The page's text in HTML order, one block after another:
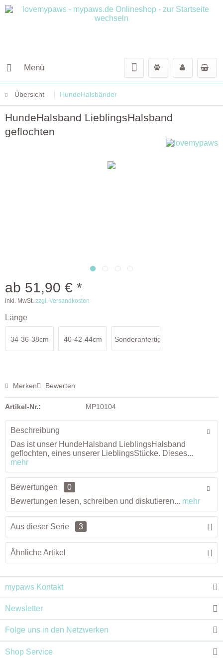
Menü
Übersicht HundeHalsbänder
HundeHalsband LieblingsHalsband
geflochten
ab 51,90 € *
inkl. MwSt. zzgl. Versandkosten
Länge
34-36-38cm 40-42-44cm Sonderanfertigung
Merken Bewerten
Artikel-Nr.: MP10104
Beschreibung
Das ist unser HundeHalsband LieblingsHalsband
geflochten, eines unserer LieblingsStücke. Dieses...
mehr
Bewertungen
0
Bewertungen lesen, schreiben und diskutieren... mehr
Aus dieser Serie 3
Ähnliche Artikel
mypaws Kontakt
Newsletter
Folge uns in den Netzwerken
Shop Service